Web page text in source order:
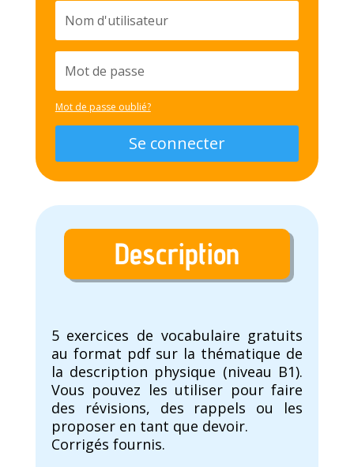
Mot de passe oublié?
Se connecter
Description
5 exercices de vocabulaire gratuits
au format pdf sur la thématique de
la description physique (niveau B1).
Vous pouvez les utiliser pour faire
des révisions, des rappels ou les
proposer en tant que devoir.
Corrigés fournis.